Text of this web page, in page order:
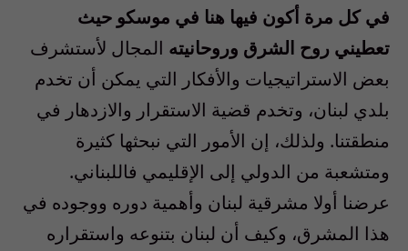
في كل مرة أكون فيها هنا في موسكو حيث
تعطيني روح الشرق وروحانيته المجال لأستشرف
بعض الاستراتيجيات والأفكار التي يمكن أن تخدم
بلدي لبنان، وتخدم قضية الاستقرار والازدهار في
منطقتنا. ولذلك، إن الأمور التي نبحثها كثيرة
ومتشعبة من الدولي إلى الإقليمي فاللبناني.
عرضنا أولا مشرقية لبنان وأهمية دوره ووجوده في
هذا المشرق، وكيف أن لبنان بتنوعه واستقراره